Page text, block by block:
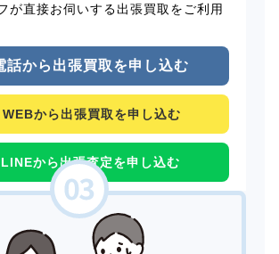
が直接お伺いする出張買取をご利用
話から出張買取を申し込む
WEBから出張買取を申し込む
LINEから出張査定を申し込む